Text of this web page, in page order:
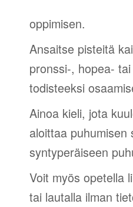
oppimisen.
Ansaitse pisteitä
pronssi-, hopea-
todisteeksi
Ainoa kieli, jota
aloittaa
syntyperäiseen
Voit myös opetella
tai lautalla ilman